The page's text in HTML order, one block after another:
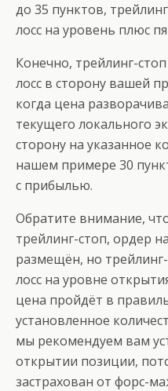
до 35 пунктов,
лосс на уровень плюс
Конечно, трейлинг-
лосс в сторону вашей
когда цена
текущего локального
сторону на указанное
нашем примере 30
с прибылью.
Обратите внимание,
трейлинг-стоп, ордер
размещён, но
лосс на уровне
цена пройдёт в
установленное
мы рекомендуем вам
открытии позиции,
застрахован от форс-